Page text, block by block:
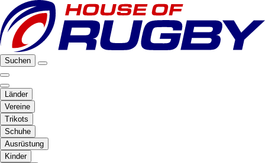
Suchen
Länder
Vereine
Trikots
Schuhe
Ausrüstung
Kinder